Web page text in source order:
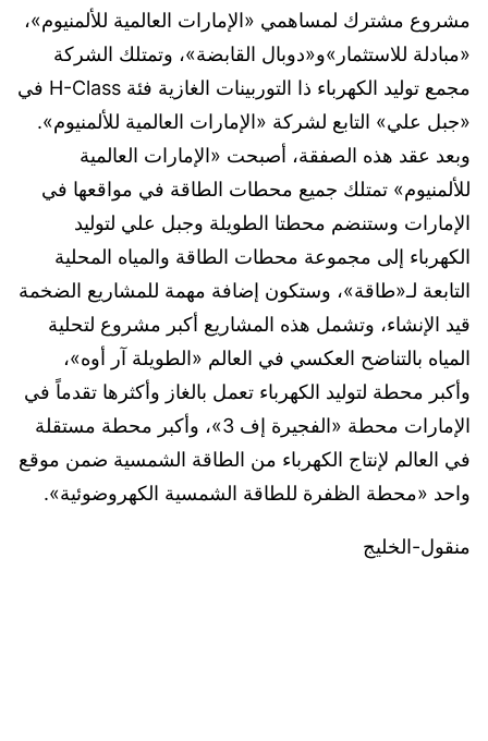
مشروع مشترك لمساهمي «الإمارات العالمية للألمنيوم»،
«مبادلة للاستثمار»و«دوبال القابضة»، وتمتلك الشركة
مجمع توليد الكهرباء ذا التوربينات الغازية فئة H-Class في
«جبل علي» التابع لشركة «الإمارات العالمية للألمنيوم».
وبعد عقد هذه الصفقة، أصبحت «الإمارات العالمية
للألمنيوم» تمتلك جميع محطات الطاقة في مواقعها في
الإمارات وستنضم محطتا الطويلة وجبل علي لتوليد
الكهرباء إلى مجموعة محطات الطاقة والمياه المحلية
التابعة لـ«طاقة»، وستكون إضافة مهمة للمشاريع الضخمة
قيد الإنشاء، وتشمل هذه المشاريع أكبر مشروع لتحلية
المياه بالتناضح العكسي في العالم «الطويلة آر أوه»،
وأكبر محطة لتوليد الكهرباء تعمل بالغاز وأكثرها تقدماً في
الإمارات محطة «الفجيرة إف 3»، وأكبر محطة مستقلة
في العالم لإنتاج الكهرباء من الطاقة الشمسية ضمن موقع
واحد «محطة الظفرة للطاقة الشمسية الكهروضوئية».
منقول-الخليج